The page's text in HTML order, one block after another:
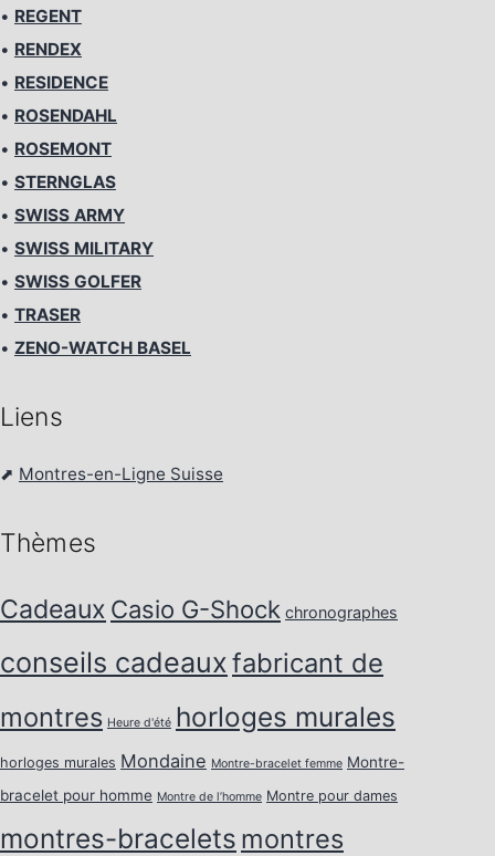
• REGENT
• RENDEX
• RESIDENCE
• ROSENDAHL
• ROSEMONT
• STERNGLAS
• SWISS ARMY
• SWISS MILITARY
• SWISS GOLFER
• TRASER
• ZENO-WATCH BASEL
Liens
⬈ Montres-en-Ligne Suisse
Thèmes
Cadeaux Casio G-Shock chronographes
conseils cadeauxfabricant de
montres Heure d'été horloges murales
horloges murales Mondaine Montre-bracelet femme Montre-
bracelet pour homme Montre de l’homme Montre pour dames
montres-bracelets montres